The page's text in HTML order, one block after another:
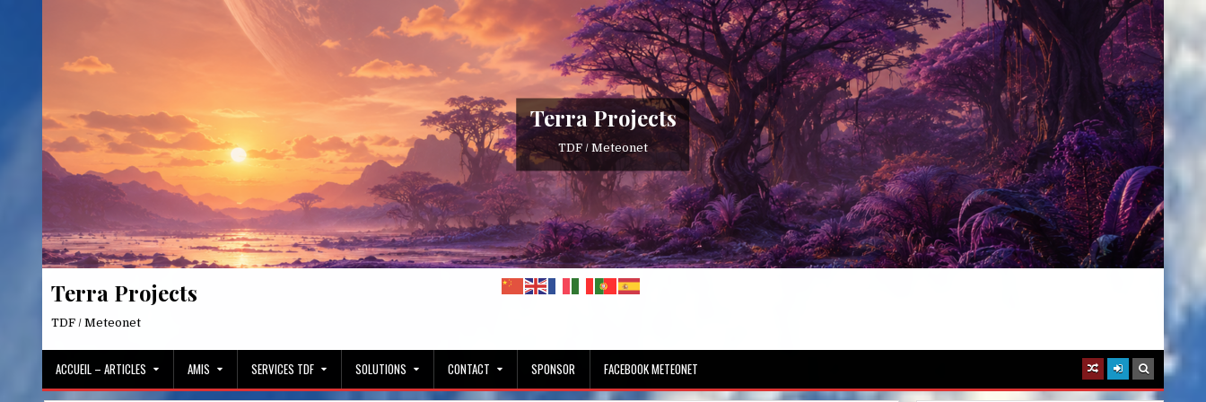
Terra Projects
TDF / Meteonet
Terra Projects
TDF / Meteonet
ACCUEIL – ARTICLES AMIS SERVICES TDF SOLUTIONS CONTACT SPONSOR FACEBOOK METEONET